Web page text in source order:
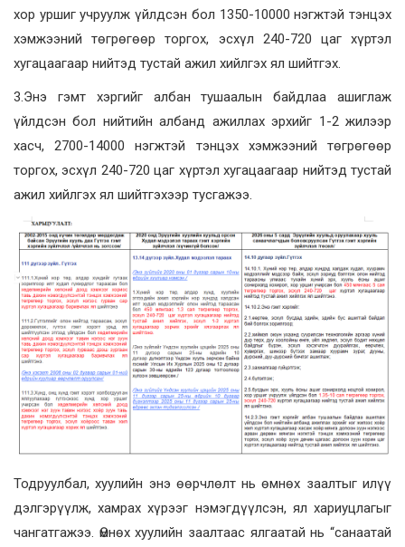
хор уршиг учруулж үйлдсэн бол 1350-10000 нэгжтэй тэнцэх
хэмжээний төгрөгөөр торгох, эсхүл 240-720 цаг хүртэл
хугацаагаар нийтэд тустай ажил хийлгэх ял шийтгэх.
3.Энэ гэмт хэргийг албан тушаалын байдлаа ашиглаж
үйлдсэн бол нийтийн албанд ажиллах эрхийг 1-2 жилээр
хасч, 2700-14000 нэгжтэй тэнцэх хэмжээний төгрөгөөр
торгох, эсхүл 240-720 цаг хүртэл хугацаагаар нийтэд тустай
ажил хийлгэх ял шийтгэхээр тусгажээ.
Тодруулбал, хуулийн энэ өөрчлөлт нь өмнөх заалтыг илүү
дэлгэрүүлж, хамрах хүрээг нэмэгдүүлсэн, ял хариуцлагыг
чангатгажээ. Өмнөх хуулийн заалтаас ялгаатай нь “санаатай